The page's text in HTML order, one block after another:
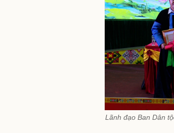
Lãnh đạo Ban Dân